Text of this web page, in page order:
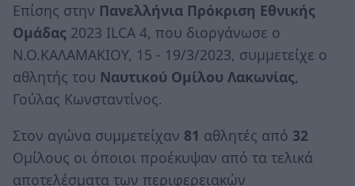
Επίσης στην Πανελλήνια Πρόκριση Εθνικής
Ομάδας 2023 ILCA 4, που διοργάνωσε ο
Ν.Ο.ΚΑΛΑΜΑΚΙΟΥ, 15 - 19/3/2023, συμμετείχε ο
αθλητής του Ναυτικού Ομίλου Λακωνίας,
Γούλας Κωνσταντίνος.
Στον αγώνα συμμετείχαν 81 αθλητές από 32
Ομίλους οι όποιοι προέκυψαν από τα τελικά
αποτελέσματα των περιφερειακών